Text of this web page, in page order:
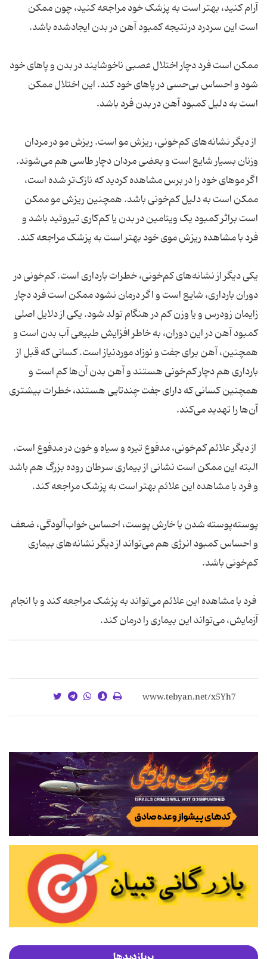
آرام کنید، بهتر است به پزشک خود مراجعه کنید، چون ممکن
است این سردرد درنتیجه کمبود آهن در بدن ایجادشده باشد.
ممکن است فرد دچار اختلال عصبی ناخوشایند در بدن و پاهای خود
شود و احساس بی‌حسی در پاهای خود کند. این اختلال ممکن
است به دلیل کمبود آهن در بدن فرد باشد.
از دیگر نشانه‌های کم‌خونی، ریزش مو است. ریزش مو در مردان
وزنان بسیار شایع است و بعضی مردان دچار طاسی هم می‌شوند.
اگر موهای خود را در برس مشاهده کردید که نازک‌تر شده است،
ممکن است به دلیل کم‌خونی باشد. همچنین ریزش مو ممکن
است براثر کمبود یک ویتامین در بدن یا کم‌کاری تیروئید باشد و
فرد با مشاهده ریزش موی خود بهتر است به پزشک مراجعه کند.
یکی دیگر از نشانه‌های کم‌خونی، خطرات بارداری است. کم‌خونی در
دوران بارداری، شایع است و اگر درمان نشود ممکن است فرد دچار
زایمان زودرس و یا وزن کم در هنگام تولد شود. یکی از دلایل اصلی
کمبود آهن در این دوران، به خاطر افزایش طبیعی آب بدن است و
همچنین، آهن برای جفت و نوزاد موردنیاز است. کسانی که قبل از
بارداری هم دچار کم‌خونی هستند و آهن بدن آن‌ها کم است و
همچنین کسانی که دارای جفت چندتایی هستند، خطرات بیشتری
آن‌ها را تهدید می‌کند.
از دیگر علائم کم‌خونی، مدفوع تیره و سیاه و خون در مدفوع است.
البته این ممکن است نشانی از بیماری سرطان روده بزرگ هم باشد
و فرد با مشاهده این علائم بهتر است به پزشک مراجعه کند.
پوسته‌پوسته شدن یا خارش پوست، احساس خواب‌آلودگی، ضعف
و احساس کمبود انرژی هم می‌تواند از دیگر نشانه‌های بیماری
کم‌خونی باشد.
فرد با مشاهده این علائم می‌تواند به پزشک مراجعه کند و با انجام
آزمایش، می‌تواند این بیماری را درمان کند.